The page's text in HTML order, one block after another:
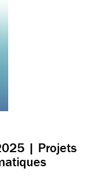
| Projets